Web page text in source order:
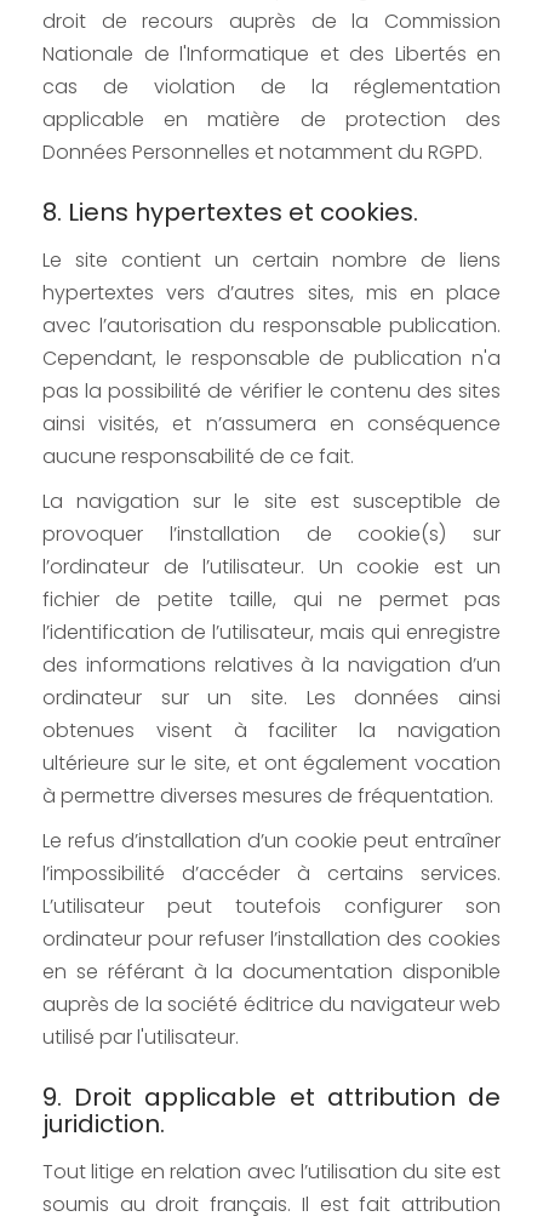
droit de recours auprès de la Commission
Nationale de l'Informatique et des Libertés en
cas de violation de la réglementation
applicable en matière de protection des
Données Personnelles et notamment du RGPD.
8. Liens hypertextes et cookies.
Le site contient un certain nombre de liens
hypertextes vers d’autres sites, mis en place
avec l’autorisation du responsable publication.
Cependant, le responsable de publication n'a
pas la possibilité de vérifier le contenu des sites
ainsi visités, et n’assumera en conséquence
aucune responsabilité de ce fait.
La navigation sur le site est susceptible de
provoquer l’installation de cookie(s) sur
l’ordinateur de l’utilisateur. Un cookie est un
fichier de petite taille, qui ne permet pas
l’identification de l’utilisateur, mais qui enregistre
des informations relatives à la navigation d’un
ordinateur sur un site. Les données ainsi
obtenues visent à faciliter la navigation
ultérieure sur le site, et ont également vocation
à permettre diverses mesures de fréquentation.
Le refus d’installation d’un cookie peut entraîner
l’impossibilité d’accéder à certains services.
L’utilisateur peut toutefois configurer son
ordinateur pour refuser l’installation des cookies
en se référant à la documentation disponible
auprès de la société éditrice du navigateur web
utilisé par l'utilisateur.
9. Droit applicable et attribution de
juridiction.
Tout litige en relation avec l’utilisation du site est
soumis au droit français. Il est fait attribution